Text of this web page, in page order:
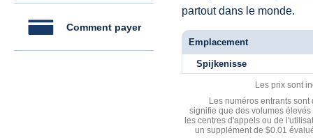
Comment payer
partout dans le monde.
Emplacement
Spijkenisse
Les prix sont
Les numéros entrants
signifie que des volumes
les centres d'appels ou de
un supplément de $0.01